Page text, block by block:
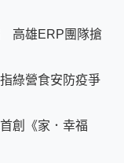
高雄ERP團隊搶
綠營食安防疫爭
創《家．幸福